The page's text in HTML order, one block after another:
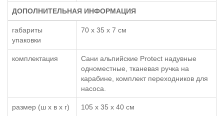
ДОПОЛНИТЕЛЬНАЯ ИНФОРМАЦИЯ
габариты
упаковки
70 x 35 x 7 см
комплектация
Сани альпийские Protect надувные
одноместные, тканевая ручка на
карабине, комплект переходников для
насоса.
размер (ш x в x г) 105 x 35 x 40 см